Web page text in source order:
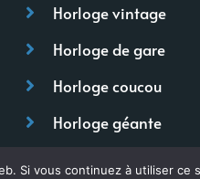
Horloge vintage
Horloge de gare
Horloge coucou
Horloge géante
Si vous continuez à utiliser